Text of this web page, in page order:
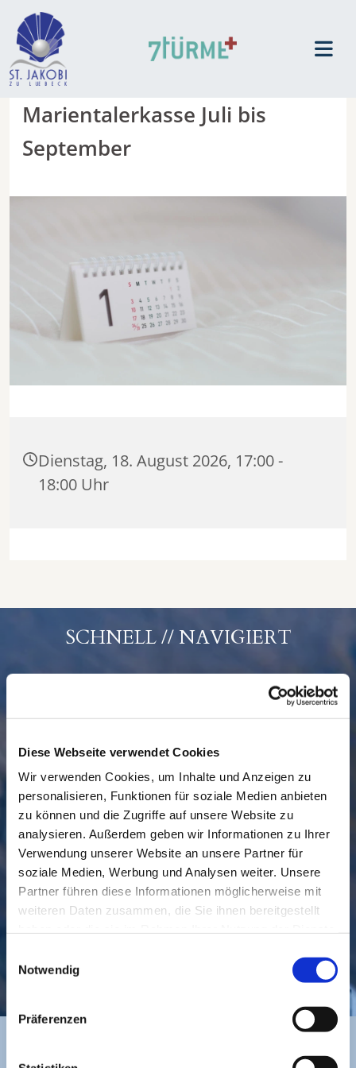
Diese Webseite verwendet Cookies
Wir verwenden Cookies, um Inhalte und Anzeigen zu
personalisieren, Funktionen für soziale Medien anbieten
zu können und die Zugriffe auf unsere Website zu
analysieren. Außerdem geben wir Informationen zu Ihrer
Verwendung unserer Website an unsere Partner für
soziale Medien, Werbung und Analysen weiter. Unsere
Partner führen diese Informationen möglicherweise mit
weiteren Daten zusammen, die Sie ihnen bereitgestellt
Notwendig
Präferenzen
Marientalerkasse Juli bis
September
Dienstag, 18. August 2026, 17:00 -
18:00 Uhr
SCHNELL // NAVIGIERT
GEMEINDE BESUCHEN